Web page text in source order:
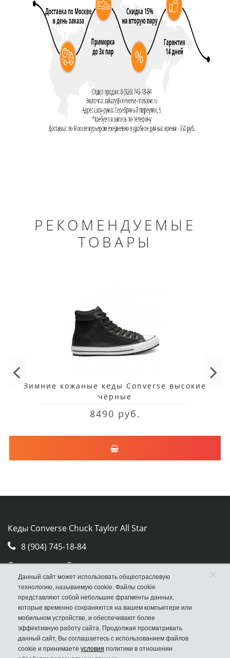
РЕКОМЕНДУЕМЫЕ
ТОВАРЫ
Зимние кожаные кеды Converse высокие
чёрные
8490 руб.
Кеды Converse Chuck Taylor All Star
8 (904) 745-18-84
Отдел продаж Converse
Москва, ул. Авиамоторная, д.50, стр. 2, оф. 30
Данный сайт может использовать общеотраслевую
технологию, называемую cookie. Файлы cookie
представляют собой небольшие фрагменты данных,
которые временно сохраняются на вашем компьютере или
мобильном устройстве, и обеспечивают более
эффективную работу сайта. Продолжая просматривать
данный сайт, Вы соглашаетесь с использованием файлов
cookie и принимаете условия политики в отношении
×